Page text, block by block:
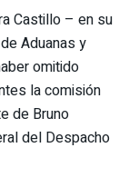
Castillo – en su
Aduanas y
omitido
la comisión
de Bruno
del Despacho